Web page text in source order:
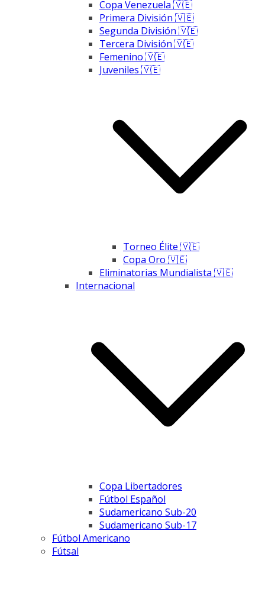
Copa Venezuela 🇻🇪
Primera División 🇻🇪
Segunda División 🇻🇪
Tercera División 🇻🇪
Femenino 🇻🇪
Juveniles 🇻🇪
Torneo Élite 🇻🇪
Copa Oro 🇻🇪
Eliminatorias Mundialista 🇻🇪
Internacional
Copa Libertadores
Fútbol Español
Sudamericano Sub-20
Sudamericano Sub-17
Fútbol Americano
Fútsal